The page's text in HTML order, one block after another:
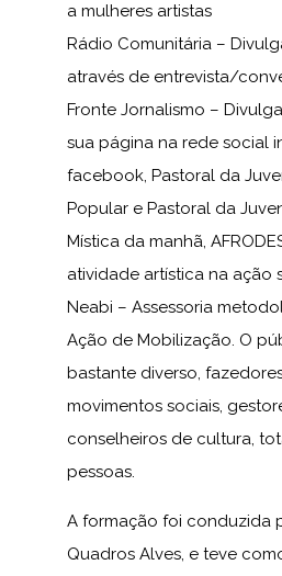
a mulheres artistas
Rádio Comunitária –
através de entrevista/
Fronte Jornalismo –
sua página na rede social
facebook, Pastoral da
Popular e Pastoral da
Mística da manhã,
atividade artística na ação
Neabi – Assessoria
Ação de Mobilização. O
bastante diverso,
movimentos sociais,
conselheiros de cultura,
pessoas.
A formação foi conduzida
Quadros Alves, e teve